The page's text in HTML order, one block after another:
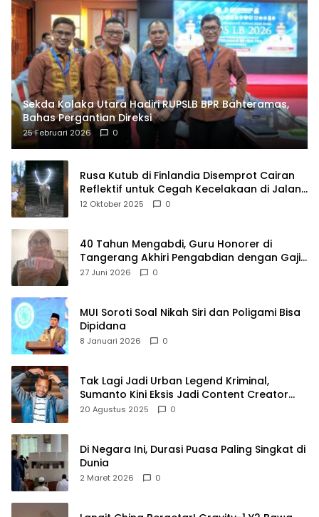
Sekda Kolaka Utara Hadiri RUPSLB BPR Bahteramas,
Bahas Pergantian Direksi
25 Februari 2026 0
Rusa Kutub di Finlandia Disemprot Cairan
Reflektif untuk Cegah Kecelakaan di Jalan
Raya
12 Oktober 2025 0
40 Tahun Mengabdi, Guru Honorer di
Tangerang Akhiri Pengabdian dengan Gaji
Rp414 Ribu
27 Juni 2026 0
MUI Soroti Soal Nikah Siri dan Poligami Bisa
Dipidana
8 Januari 2026 0
Tak Lagi Jadi Urban Legend Kriminal,
Sumanto Kini Eksis Jadi Content Creator
Mukbang
20 Agustus 2025 0
Di Negara Ini, Durasi Puasa Paling Singkat di
Dunia
2 Maret 2026 0